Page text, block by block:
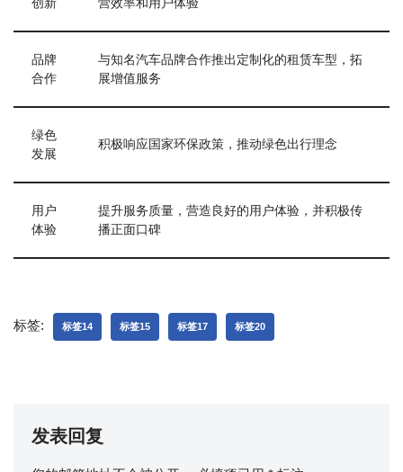
创新
营效率和用户体验
品牌
合作
与知名汽车品牌合作推出定制化的租赁车型，拓
展增值服务
绿色
发展
积极响应国家环保政策，推动绿色出行理念
用户
体验
提升服务质量，营造良好的用户体验，并积极传
播正面口碑
标签: 标签14 标签15 标签17 标签20
发表回复